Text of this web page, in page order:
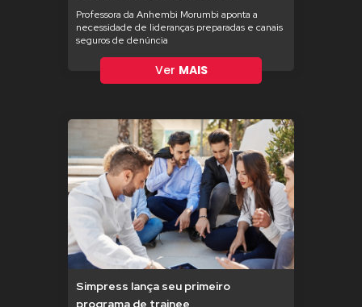
Professora da Anhembi Morumbi aponta a
necessidade de lideranças preparadas e canais
seguros de denúncia
Ver MAIS
Simpress lança seu primeiro
programa de trainee